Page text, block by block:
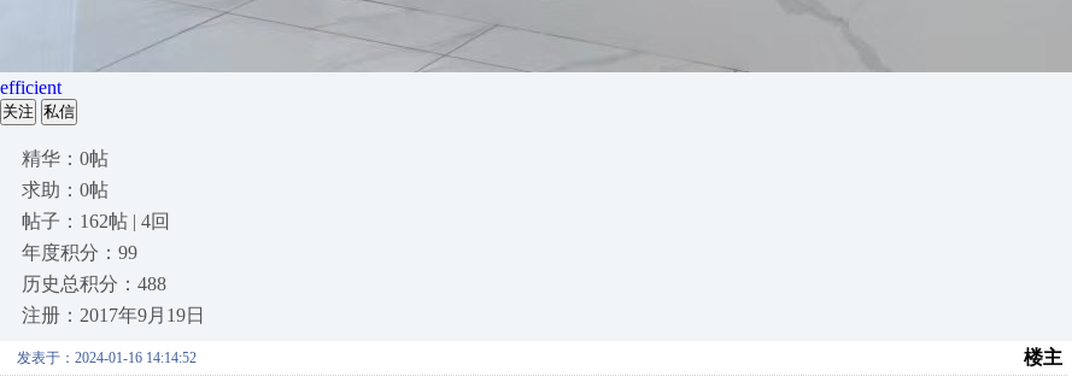
efficient
关注 私信
精华：0帖
求助：0帖
帖子：162帖 | 4回
年度积分：99
历史总积分：488
注册：2017年9月19日
发表于：2024-01-16 14:14:52 楼主